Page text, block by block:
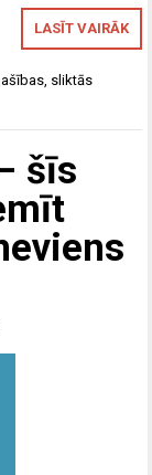
LASĪT VAIRĀK
sliktās
šīs